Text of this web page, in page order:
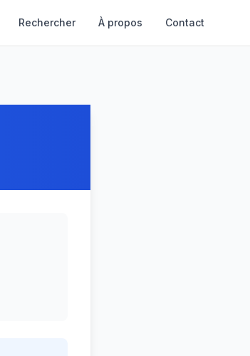
Rechercher À propos Contact